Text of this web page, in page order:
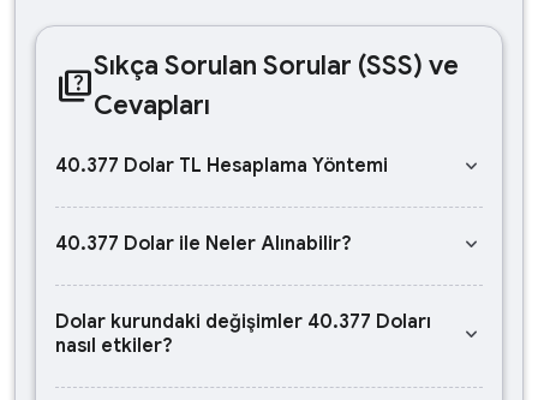
quizSıkça Sorulan Sorular (SSS) ve
Cevapları
40.377 Dolar TL Hesaplama Yöntemi keyboard_arrow_down
40.377 Dolar ile Neler Alınabilir? keyboard_arrow_down
Dolar kurundaki değişimler 40.377 Doları
nasıl etkiler?
keyboard_arrow_down